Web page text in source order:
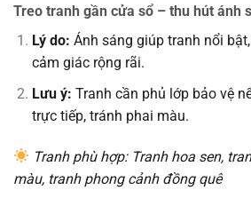
Treo tranh gần cửa sổ – thu hút ánh
Lý do: Ánh sáng giúp tranh nổi
cảm giác rộng rãi.
Lưu ý: Tranh cần phủ lớp bảo vệ
trực tiếp, tránh phai màu.
Tranh phù hợp: Tranh hoa sen,
màu, tranh phong cảnh đồng quê